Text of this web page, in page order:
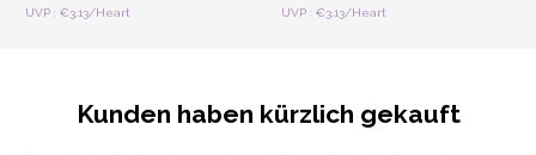
UVP : €3.13/Heart UVP : €3.13/Heart
Kunden haben kürzlich gekauft